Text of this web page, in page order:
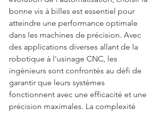
bonne vis à billes est essentiel pour
atteindre une performance optimale
dans les machines de précision. Avec
des applications diverses allant de la
robotique à l'usinage CNC, les
ingénieurs sont confrontés au défi de
garantir que leurs systèmes
fonctionnent avec une efficacité et une
précision maximales. La complexité